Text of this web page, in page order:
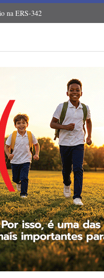
na ERS-342